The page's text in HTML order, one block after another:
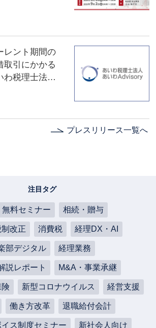
)、９月２日
レント期間の
取引にかかる
わ税理士法人
プレスリリース一覧へ
注目タグ
無料セミナー 相続・贈与
改正 消費税 経理DX・AI
部デジタル 経理業務
説レポート M&A・事業承継
新型コロナウイルス 経営支援
働き方改革 退職給付会計
ス制度セミナー 新社会人向け